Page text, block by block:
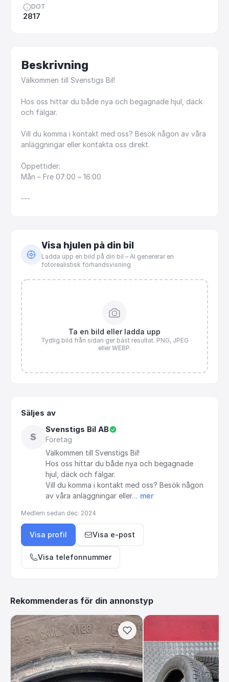
DOT
2817
Beskrivning
Välkommen till Svenstigs Bil!
Hos oss hittar du både nya och begagnade hjul, däck
och fälgar.
Vill du komma i kontakt med oss? Besök någon av våra
anläggningar eller kontakta oss direkt.
Öppettider:
Mån – Fre 07:00 – 16:00
---
Visa hjulen på din bil
Ladda upp en bild på din bil – AI genererar en
fotorealistisk förhandsvisning
Ta en bild eller ladda upp
Tydlig bild från sidan ger bäst resultat. PNG, JPEG
eller WEBP.
Säljes av
S
Svenstigs Bil AB
Företag
Välkommen till Svenstigs Bil!
Hos oss hittar du både nya och begagnade
hjul, däck och fälgar.
Vill du komma i kontakt med oss? Besök någon
av våra anläggningar eller… mer
Medlem sedan dec. 2024
Visa profil Visa e-post
Visa telefonnummer
Rekommenderas för din annonstyp